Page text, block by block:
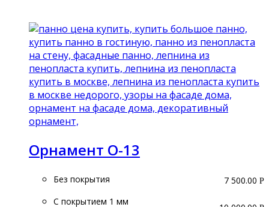
Орнамент О-13
Без покрытия
С покрытием 1 мм
7 500.00 Р